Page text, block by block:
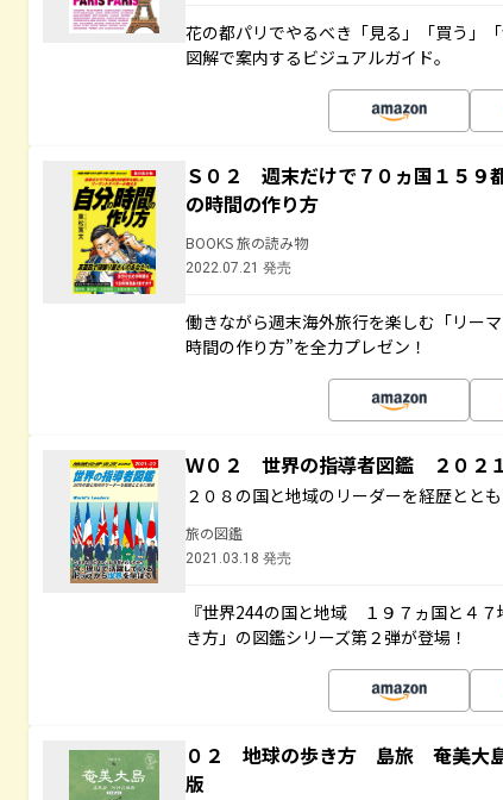
花の都パリでやるべき「見る」「買う」
図解で案内するビジュアルガイド。
Ｓ０２ 週末だけで７０ヵ国１５９
の時間の作り方
BOOKS 旅の読み物
2022.07.21 発売
働きながら週末海外旅行を楽しむ「リー
時間の作り方”を全力プレゼン！
Ｗ０２ 世界の指導者図鑑 ２０２
２０８の国と地域のリーダーを経歴とと
旅の図鑑
2021.03.18 発売
『世界244の国と地域 １９７ヵ国と４
き方」の図鑑シリーズ第２弾が登場！
０２ 地球の歩き方 島旅 奄美大
版